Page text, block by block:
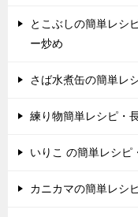
とこぶしの簡単レシ
ー炒め
さば水煮缶の簡単レ
練り物簡単レシピ・
いりこ の簡単レシピ
カニカマの簡単レシ